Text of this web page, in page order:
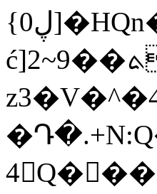
{0ڸ]�HQn�}
ć]2~9��ܬ�e�0\�U���n.5 5d%*�?